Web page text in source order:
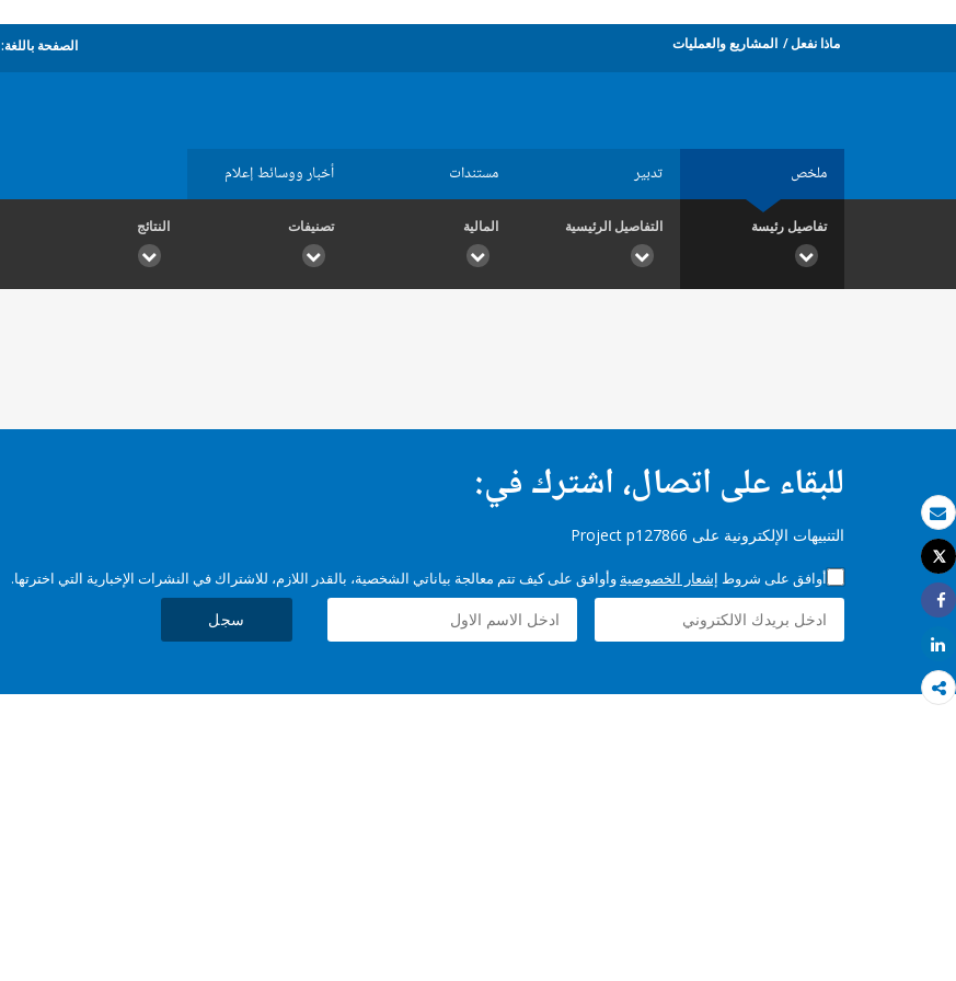
بريد الكتروني
طباعة
Tweet
Share
Share
ماذا نفعل المشاريع والعمليات الصفحة باللغة:
ملخص تدبير مستندات أخبار ووسائط إعلام
تفاصيل رئيسة التفاصيل الرئيسية المالية تصنيفات النتائج
للبقاء على اتصال، اشترك في:
التنبيهات الإلكترونية على Project p127866
أوافق على شروط إشعار الخصوصية وأوافق على كيف تتم معالجة بياناتي الشخصية، بالقدر اللازم، للاشتراك في النشرات الإخبارية التي اخترتها.
سجل